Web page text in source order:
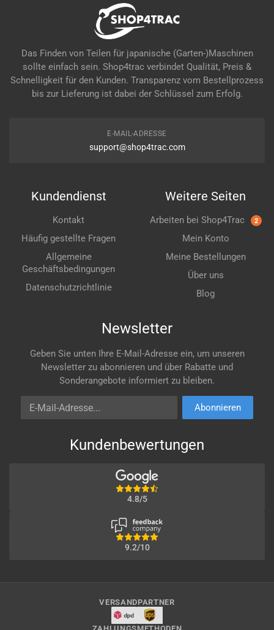
Das Finden von Teilen für japanische (Garten-)Maschinen
sollte einfach sein. Shop4trac verbindet Qualität, Preis &
Schnelligkeit für den Kunden. Transparenz vom Bestellprozess
bis zur Lieferung ist dabei der Schlüssel zum Erfolg.
E-MAIL-ADRESSE
support@shop4trac.com
Kundendienst
Kontakt
Häufig gestellte Fragen
Allgemeine
Geschäftsbedingungen
Datenschutzrichtlinie
Weitere Seiten
Arbeiten bei Shop4Trac 2
Mein Konto
Meine Bestellungen
Über uns
Blog
Newsletter
Geben Sie unten Ihre E-Mail-Adresse ein, um unseren
Newsletter zu abonnieren und über Rabatte und
Sonderangebote informiert zu bleiben.
E-Mail-Adresse
Abonnieren
Kundenbewertungen
4.8/5
9.2/10
VERSANDPARTNER